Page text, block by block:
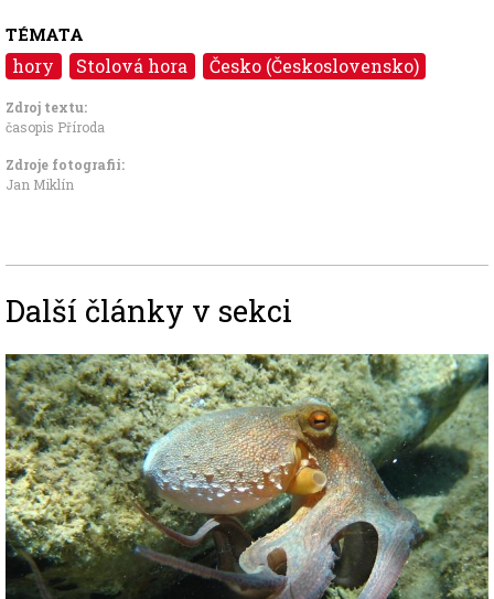
TÉMATA
hory Stolová hora Česko (Československo)
Zdroj textu:
časopis Příroda
Zdroje fotografii:
Jan Miklín
Další články v sekci
Image